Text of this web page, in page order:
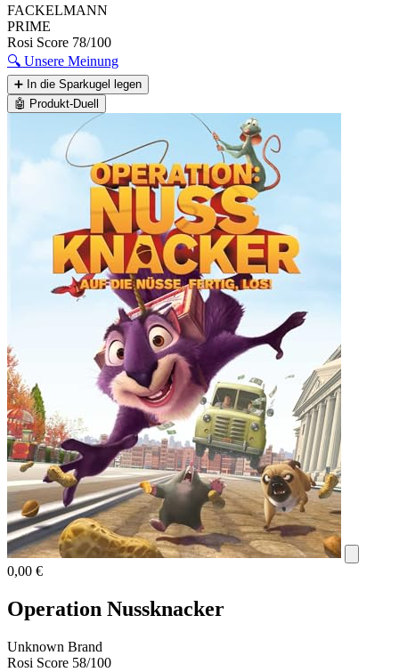
FACKELMANN
PRIME
Rosi Score 78/100
🔍 Unsere Meinung
➕ In die Sparkugel legen
🤖 Produkt-Duell
0,00 €
Operation Nussknacker
Unknown Brand
Rosi Score 58/100